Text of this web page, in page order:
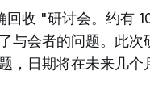
收 "研讨会。约有
与会者的问题。此次
，日期将在未来几个